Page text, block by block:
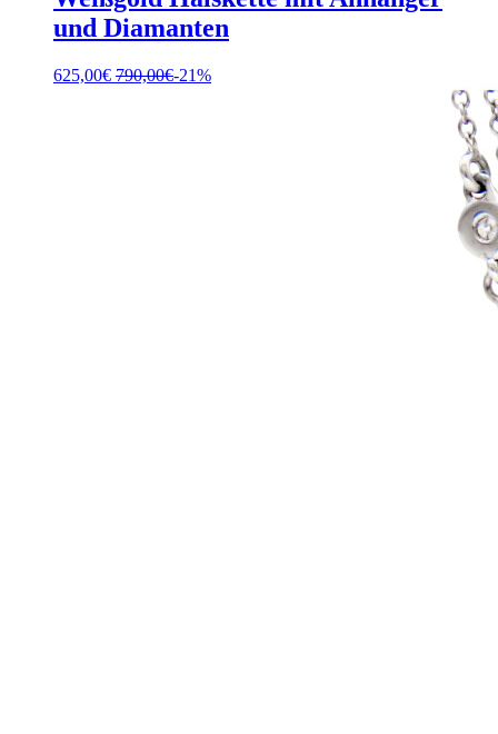
und Diamanten
625,00€ 790,00€-21%